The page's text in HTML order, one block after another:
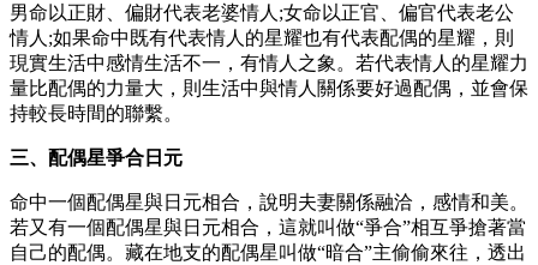
男命以正財、偏財代表老婆情人;女命以正官、偏官代表老公
情人;如果命中既有代表情人的星耀也有代表配偶的星耀，則
現實生活中感情生活不一，有情人之象。若代表情人的星耀力
量比配偶的力量大，則生活中與情人關係要好過配偶，並會保
持較長時間的聯繫。
三、配偶星爭合日元
命中一個配偶星與日元相合，說明夫妻關係融洽，感情和美。
若又有一個配偶星與日元相合，這就叫做“爭合”相互爭搶著當
自己的配偶。藏在地支的配偶星叫做“暗合”主偷偷來往，透出